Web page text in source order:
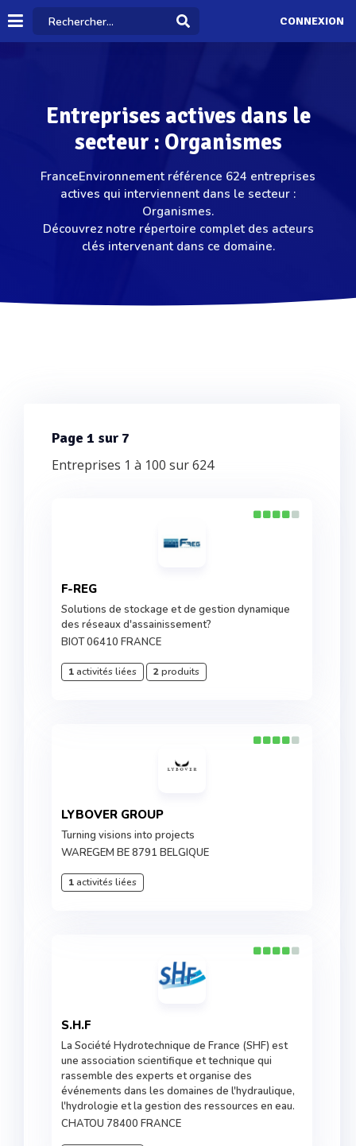
CONNEXION
Entreprises actives dans le
secteur : Organismes
FranceEnvironnement référence 624 entreprises
actives qui interviennent dans le secteur :
Organismes.
Découvrez notre répertoire complet des acteurs
clés intervenant dans ce domaine.
Page 1 sur 7
Entreprises 1 à 100 sur 624
F-REG
Solutions de stockage et de gestion dynamique
des réseaux d'assainissement?
BIOT 06410 FRANCE
1activités liées 2produits
LYBOVER GROUP
Turning visions into projects
WAREGEM BE 8791 BELGIQUE
1activités liées
S.H.F
La Société Hydrotechnique de France (SHF) est
une association scientifique et technique qui
rassemble des experts et organise des
événements dans les domaines de l'hydraulique,
l'hydrologie et la gestion des ressources en eau.
CHATOU 78400 FRANCE